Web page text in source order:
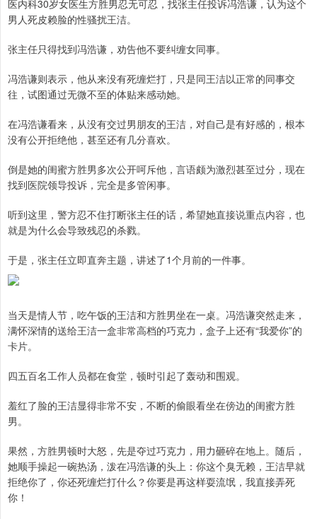
医内科30岁女医生方胜男忍无可忍，找张主任投诉冯浩谦，认为这个
男人死皮赖脸的性骚扰王洁。
张主任只得找到冯浩谦，劝告他不要纠缠女同事。
冯浩谦则表示，他从来没有死缠烂打，只是同王洁以正常的同事交
往，试图通过无微不至的体贴来感动她。
在冯浩谦看来，从没有交过男朋友的王洁，对自己是有好感的，根本
没有公开拒绝他，甚至还有几分喜欢。
倒是她的闺蜜方胜男多次公开呵斥他，言语颇为激烈甚至过分，现在
找到医院领导投诉，完全是多管闲事。
听到这里，警方忍不住打断张主任的话，希望她直接说重点内容，也
就是为什么会导致残忍的杀戮。
于是，张主任立即直奔主题，讲述了1个月前的一件事。
当天是情人节，吃午饭的王洁和方胜男坐在一桌。冯浩谦突然走来，
满怀深情的送给王洁一盒非常高档的巧克力，盒子上还有“我爱你”的
卡片。
四五百名工作人员都在食堂，顿时引起了轰动和围观。
羞红了脸的王洁显得非常不安，不断的偷眼看坐在傍边的闺蜜方胜
男。
果然，方胜男顿时大怒，先是夺过巧克力，用力砸碎在地上。随后，
她顺手操起一碗热汤，泼在冯浩谦的头上：你这个臭无赖，王洁早就
拒绝你了，你还死缠烂打什么？你要是再这样耍流氓，我直接弄死
你！